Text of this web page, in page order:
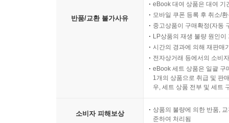
반품/교환 불가사유
eBook 대여 상품은 대여 기
모바일 쿠폰 등록 후 취소/
중고상품이 구매확정(자동
LP상품의 재생 불량 원인
시간의 경과에 의해 재판매
전자상거래 등에서의 소비
eBook 세트 상품은 일괄 구
1개의 상품으로 취급 및 판
우, 세트 상품 전부 및 세트
소비자 피해보상
상품의 불량에 의한 반품,
준하여 처리됨